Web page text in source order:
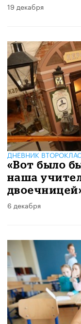
19 декабря
ДНЕВНИК
«Вот было
наша
6 декабря